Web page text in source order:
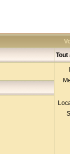
Tout